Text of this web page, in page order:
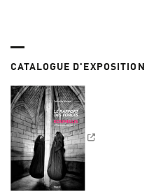
CATALOGUE D'EXPOSITION